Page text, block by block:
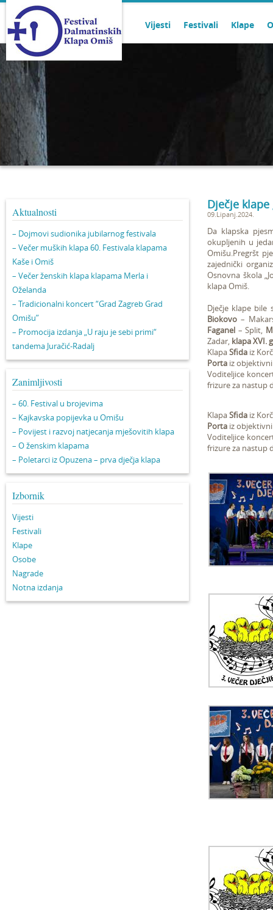
Vijesti Festivali Klape
Aktualnosti
– Dojmovi sudionika jubilarnog festivala
– Večer muških klapa 60. Festivala klapama
Kaše i Omiš
– Večer ženskih klapa klapama Merla i
Oželanda
– Tradicionalni koncert “Grad Zagreb Grad
Omišu”
– Promocija izdanja „U raju je sebi primi“
tandema Juračić-Radalj
Zanimljivosti
– 60. Festival u brojevima
– Kajkavska popijevka u Omišu
– Povijest i razvoj natjecanja mješovitih klapa
– O ženskim klapama
– Poletarci iz Opuzena – prva dječja klapa
Izbornik
Vijesti
Festivali
Klape
Osobe
Nagrade
Notna izdanja
Dječje
09.Lipanj.2024.
Da klapska
okupljenih u
Omišu.Pregršt
zajednički
Osnovna škola
klapa Omiš.
Dječje klape
Biokovo –
Faganel – Split,
Zadar, klapa XVI.
KlapaSfida iz
Porta iz
Voditeljice
frizure za nastup
KlapaSfida iz
Porta iz
Voditeljice
frizure za nastup